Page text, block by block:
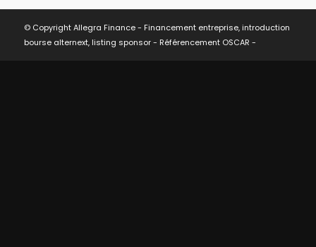
© Copyright Allegra Finance - Financement entreprise, introduction
bourse alternext, listing sponsor - Référencement OSCAR -